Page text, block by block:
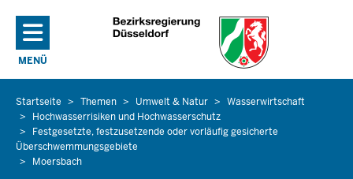
Direkt zum Inhalt
MENÜ
NAVIGATION AKTIVIEREN/DEAKTIVIEREN: HAUPTMENÜ
Sie
befinden
sich
hier
Startseite Themen Umwelt & Natur
Wasserwirtschaft
Hochwasserrisiken und Hochwasserschutz
Festgesetzte, festzusetzende oder vorläufig gesicherte
Überschwemmungsgebiete
Moersbach